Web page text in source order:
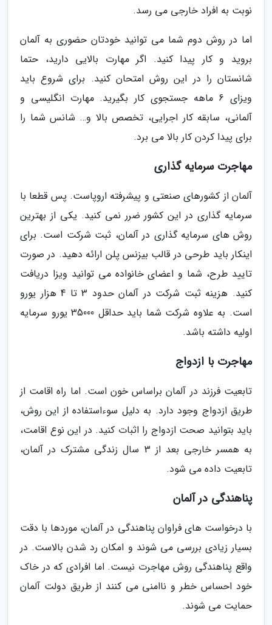
نوبت به افراد خارجی می رسد.
اما در روش دوم شما می توانید خودتان حضوری به آلمان
بروید و کار پیدا کنید. اگر مهارت بالایی دارید، حتما
شانستان را در این روش امتحان کنید. برای شروع باید
ویزای 6 ماهه جستجوی کار بگیرید. مهارت انگلیسی و
آلمانی، سابقه کار اجرایی، تخصص بالا و… شانس شما را
برای پیدا کردن کار بالا می برد.
مهاجرت سرمایه گذاری
آلمان از کشورهای صنعتی و پیشرفته اروپاست. پس قطعا با
سرمایه گذاری در این کشور ضرر نمی کنید. یکی از بهترین
روش های سرمایه گذاری در آلمان، ثبت شرکت است. برای
اینکار باید طرحی در قالب بیزنس پلن ارائه دهید. در صورت
تایید طرح، شما و اعضای خانواده می توانید ویزا دریافت
کنید. هزینه ثبت شرکت در آلمان حدود 3 تا 4 هزار یورو
است. به علاوه شرکت شما باید حداقل 35000 یورو سرمایه
اولیه داشته باشد.
مهاجرت با ازدواج
تابعیت فرزند در آلمان براساس خون است. اما راه اقامت از
طریق ازدواج وجود دارد. به دلیل سوءاستفاده از این روش،
باید بتوانید صحت ازدواج را اثبات کنید. در این نوع اقامت،
به همسر خارجی بعد از 3 سال زندگی مشترک در آلمان،
تابعیت داده می شود.
پناهندگی در آلمان
با درخواست های فراوان پناهندگی در آلمان، موردها با دقت
بسیار زیادی بررسی می شوند و امکان رد شدن بالاست. در
واقع پناهندگی روش مهاجرت نیست. اما افرادی که در خاک
خود احساس خطر و ناامنی می کنند از طریق دولت آلمان
حمایت می شوند.